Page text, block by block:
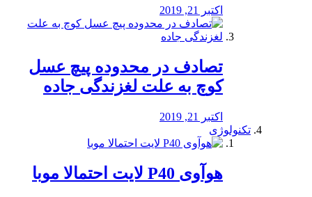
اکتبر 21, 2019
تصادف در محدوده پیچ عسل
کوچ به علت لغزندگی جاده
اکتبر 21, 2019
تکنولوژی
هوآوی P40 لایت احتمالا موبا